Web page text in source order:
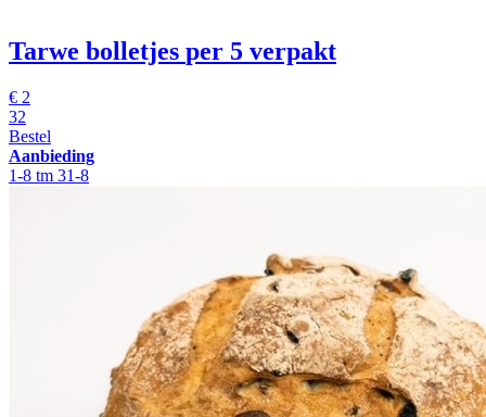
Tarwe bolletjes per 5 verpakt
€ 2
32
Bestel
Aanbieding
1-8 tm 31-8